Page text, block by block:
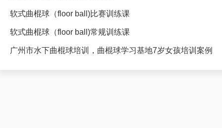
软式曲棍球（floor ball)比赛训练课
软式曲棍球（floor ball)常规训练课
广州市水下曲棍球培训，曲棍球学习基地7岁女孩培训案例